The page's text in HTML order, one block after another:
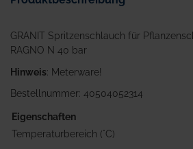
GRANIT Spritzenschlauch für
RAGNO N 40 bar
Hinweis: Meterware!
Bestellnummer: 40504052314
Eigenschaften
Temperaturbereich (°C)